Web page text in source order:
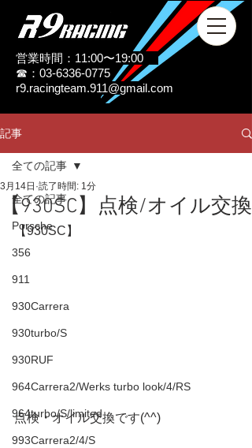
営業時間：11:00〜19:00
☎：03-6336-0775
r9.racingteam.911@gmail.com
記事
全ての記事
Porsche
356
911
930Carrera
930turbo/S
930RUF
964Carrera2/Werks turbo look/4/RS
964turbo/S/limited
993Carrera2/4/S
全ての記事
【930SC】点検/オイル交換
3月14日 読了時間: 1分
【930SC】
点検・オイル交換です(^^)